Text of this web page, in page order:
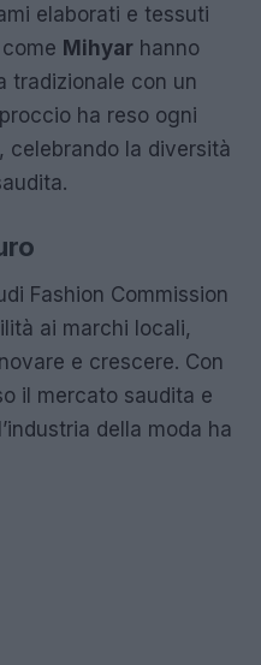
elaborati e tessuti
Mihyar hanno
tradizionale con un
ha reso ogni
celebrando la diversità
Fashion Commission
ai marchi locali,
e crescere. Con
il mercato saudita e
della moda ha